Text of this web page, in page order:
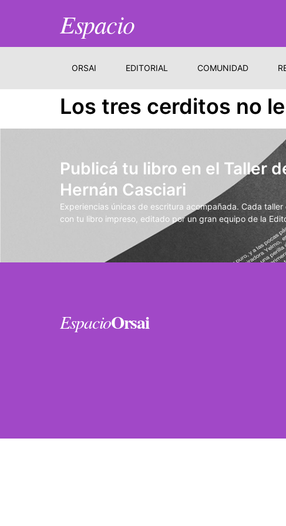
Espacio
ORSAI EDITORIAL COMUNIDAD
Los tres cerditos no
Publicá tu libro en el Taller
Hernán Casciari
Experiencias únicas de escritura acompañada. Cada taller
con tu libro impreso, editado por un gran equipo de la
EspacioOrsai